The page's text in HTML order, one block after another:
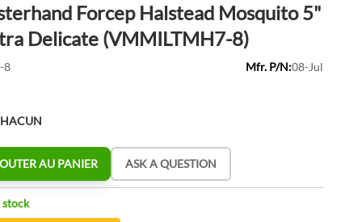
Forcep Halstead Mosquito 5"
Delicate (VMMILTMH7-8)
8 Mfr. P/N:08-Jul
AU PANIER ASK A QUESTION
stock